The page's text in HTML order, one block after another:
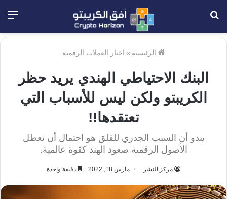
الرئيسية » اخبار العملات الرقمية
البنك الاحتياطي الهندي يريد حظر
الكريبتو ولكن ليس للأسباب التي
تعتقدها!!
يبدو أن السبب الجذري للقلق هو احتمال أن تعطل
الأصول الرقمية صعود الهند كقوة عالمية.
مركز النشر مارس 18, 2022 دقيقة واحدة